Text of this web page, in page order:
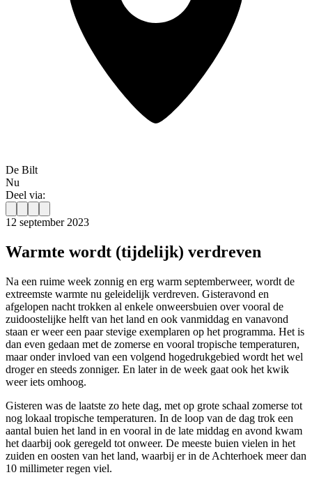
De Bilt
Nu
Deel via:
12 september 2023
Warmte wordt (tijdelijk) verdreven
Na een ruime week zonnig en erg warm septemberweer, wordt de
extreemste warmte nu geleidelijk verdreven. Gisteravond en
afgelopen nacht trokken al enkele onweersbuien over vooral de
zuidoostelijke helft van het land en ook vanmiddag en vanavond
staan er weer een paar stevige exemplaren op het programma. Het is
dan even gedaan met de zomerse en vooral tropische temperaturen,
maar onder invloed van een volgend hogedrukgebied wordt het wel
droger en steeds zonniger. En later in de week gaat ook het kwik
weer iets omhoog.
Gisteren was de laatste zo hete dag, met op grote schaal zomerse tot
nog lokaal tropische temperaturen. In de loop van de dag trok een
aantal buien het land in en vooral in de late middag en avond kwam
het daarbij ook geregeld tot onweer. De meeste buien vielen in het
zuiden en oosten van het land, waarbij er in de Achterhoek meer dan
10 millimeter regen viel.